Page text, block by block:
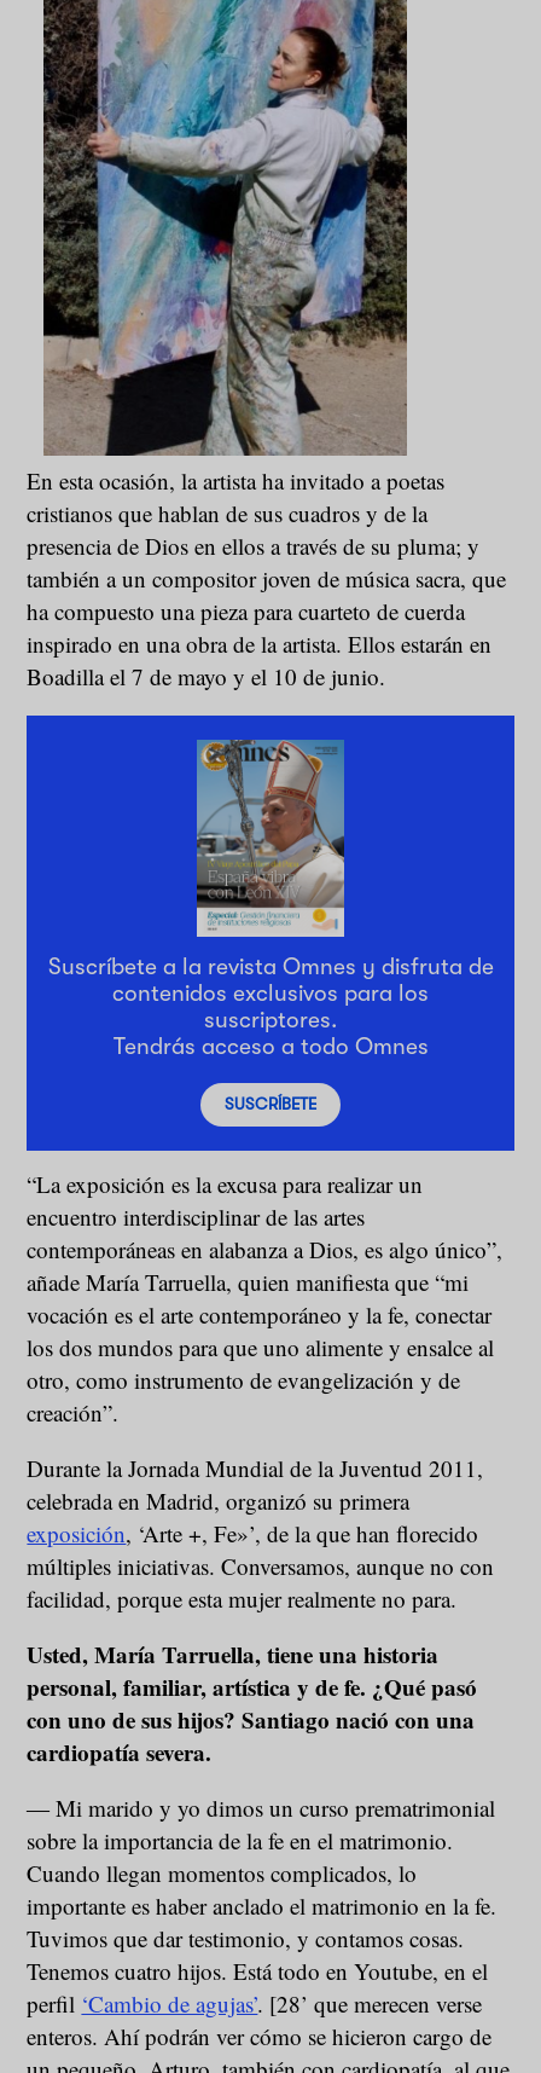
En esta ocasión, la artista ha invitado a poetas
cristianos que hablan de sus cuadros y de la
presencia de Dios en ellos a través de su pluma; y
también a un compositor joven de música sacra, que
ha compuesto una pieza para cuarteto de cuerda
inspirado en una obra de la artista. Ellos estarán en
Boadilla el 7 de mayo y el 10 de junio.
Suscríbete a la revista Omnes y disfruta de
contenidos exclusivos para los
suscriptores.
Tendrás acceso a todo Omnes
SUSCRÍBETE
“La exposición es la excusa para realizar un
encuentro interdisciplinar de las artes
contemporáneas en alabanza a Dios, es algo único”,
añade María Tarruella, quien manifiesta que “mi
vocación es el arte contemporáneo y la fe, conectar
los dos mundos para que uno alimente y ensalce al
otro, como instrumento de evangelización y de
creación”.
Durante la Jornada Mundial de la Juventud 2011,
celebrada en Madrid, organizó su primera
exposición, ‘Arte +, Fe»’, de la que han florecido
múltiples iniciativas. Conversamos, aunque no con
facilidad, porque esta mujer realmente no para.
Usted, María Tarruella, tiene una historia
personal, familiar, artística y de fe. ¿Qué pasó
con uno de sus hijos? Santiago nació con una
cardiopatía severa.
― Mi marido y yo dimos un curso prematrimonial
sobre la importancia de la fe en el matrimonio.
Cuando llegan momentos complicados, lo
importante es haber anclado el matrimonio en la fe.
Tuvimos que dar testimonio, y contamos cosas.
Tenemos cuatro hijos. Está todo en Youtube, en el
perfil ‘Cambio de agujas’. [28’ que merecen verse
enteros. Ahí podrán ver cómo se hicieron cargo de